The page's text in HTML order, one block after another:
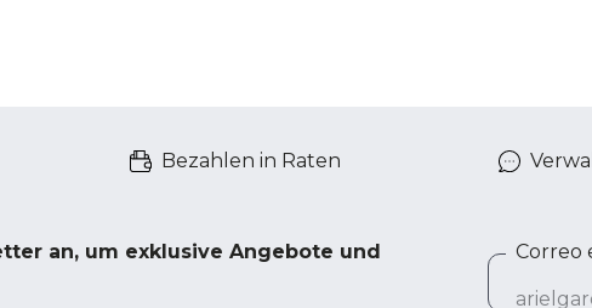
Bezahlen in Raten
an, um exklusive Angebote und
Correo